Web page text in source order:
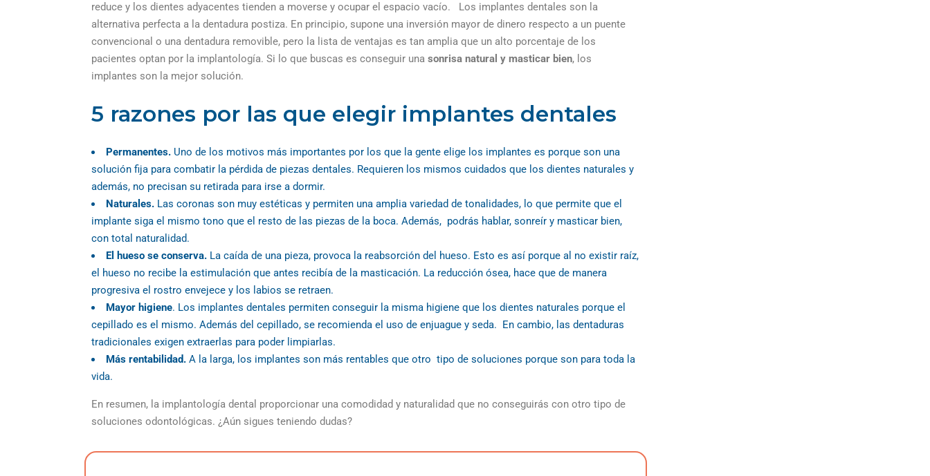
reduce y los dientes adyacentes tienden a moverse y ocupar el espacio vacío.
Los implantes dentales son la
alternativa perfecta a la dentadura postiza. En principio, supone una inversión mayor de dinero respecto a un puente
convencional o una dentadura removible, pero la lista de ventajas es tan amplia que un alto porcentaje de los
pacientes optan por la implantología. Si lo que buscas es conseguir una sonrisa natural y masticar bien, los
implantes son la mejor solución.
5 razones por las que elegir implantes dentales
Permanentes. Uno de los motivos más importantes por los que la gente elige los implantes es porque son una
solución fija para combatir la pérdida de piezas dentales. Requieren los mismos cuidados que los dientes naturales y
además, no precisan su retirada para irse a dormir.
Naturales. Las coronas son muy estéticas y permiten una amplia variedad de tonalidades, lo que permite que el
implante siga el mismo tono que el resto de las piezas de la boca. Además, podrás hablar, sonreír y masticar bien,
con total naturalidad.
El hueso se conserva. La caída de una pieza, provoca la reabsorción del hueso. Esto es así porque al no existir raíz,
el hueso no recibe la estimulación que antes recibía de la masticación. La reducción ósea, hace que de manera
progresiva el rostro envejece y los labios se retraen.
Mayor higiene. Los implantes dentales permiten conseguir la misma higiene que los dientes naturales porque el
cepillado es el mismo. Además del cepillado, se recomienda el uso de enjuague y seda. En cambio, las dentaduras
tradicionales exigen extraerlas para poder limpiarlas.
Más rentabilidad. A la larga, los implantes son más rentables que otro tipo de soluciones porque son para toda la
vida.
En resumen, la implantología dental proporcionar una comodidad y naturalidad que no conseguirás con otro tipo de
soluciones odontológicas. ¿Aún sigues teniendo dudas?